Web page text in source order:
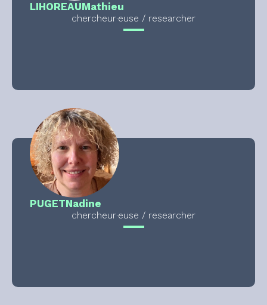
LIHOREAUMathieu
chercheur·euse / researcher
PUGETNadine
chercheur·euse / researcher